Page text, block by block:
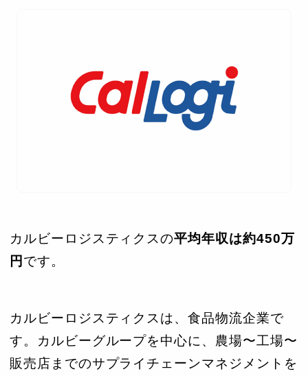
カルビーロジスティクスの平均年収は約450万
円 です。
カルビーロジスティクスは、食品物流企業で
す。カルビーグループを中心に、農場〜工場〜
販売店までのサプライチェーンマネジメントを